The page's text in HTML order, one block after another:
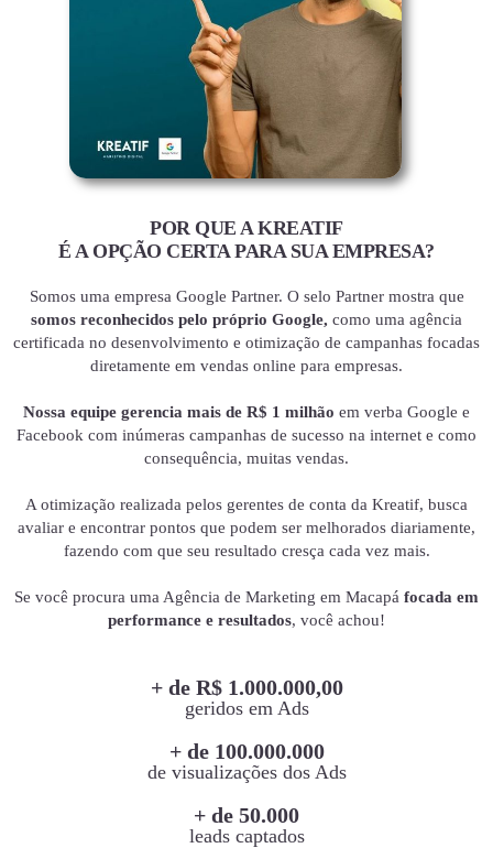
POR QUE A KREATIF
É A OPÇÃO CERTA PARA SUA EMPRESA?
Somos uma empresa Google Partner. O selo Partner mostra que
somos reconhecidos pelo próprio Google, como uma agência
certificada no desenvolvimento e otimização de campanhas focadas
diretamente em vendas online para empresas.
Nossa equipe gerencia mais de R$ 1 milhão em verba Google e
Facebook com inúmeras campanhas de sucesso na internet e como
consequência, muitas vendas.
A otimização realizada pelos gerentes de conta da Kreatif, busca
avaliar e encontrar pontos que podem ser melhorados diariamente,
fazendo com que seu resultado cresça cada vez mais.
Se você procura uma Agência de Marketing em Macapá focada em
performance e resultados, você achou!
+ de R$ 1.000.000,00
geridos em Ads
+ de 100.000.000
de visualizações dos Ads
+ de 50.000
leads captados